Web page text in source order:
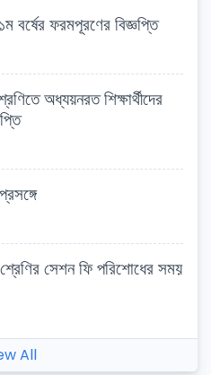
ফরমপূরণের বিজ্ঞপ্তি
অধ্যয়নরত শিক্ষার্থীদের
সেশন ফি পরিশোধের সময়
All